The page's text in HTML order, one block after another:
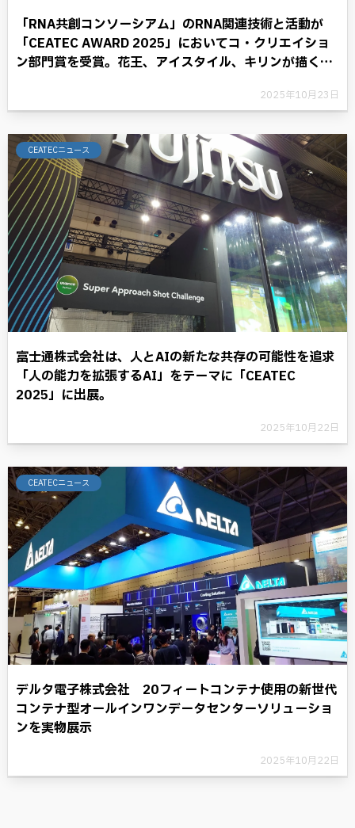
「RNA共創コンソーシアム」のRNA関連技術と活動が
「CEATEC AWARD 2025」においてコ・クリエイショ
ン部門賞を受賞。花王、アイスタイル、キリンが描く
2025年10月23日
CEATECニュース
富士通株式会社は、人とAIの新たな共存の可能性を追求
「人の能力を拡張するAI」をテーマに「CEATEC
2025」に出展。
2025年10月22日
CEATECニュース
デルタ電子株式会社 20フィートコンテナ使用の新世代
コンテナ型オールインワンデータセンターソリューショ
ンを実物展示
2025年10月22日